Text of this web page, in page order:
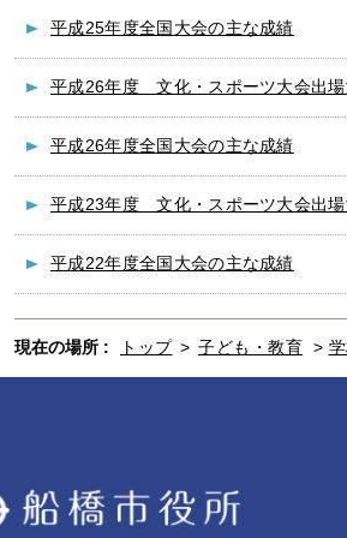
平成25年度全国大会の主な成績
平成26年度 文化・スポーツ大会出場
平成26年度全国大会の主な成績
平成23年度 文化・スポーツ大会出場
平成22年度全国大会の主な成績
現在の場所 : トップ > 子ども・教育 >